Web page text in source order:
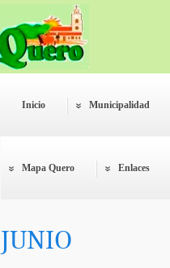
Inicio Municipalidad
Mapa Quero Enlaces
JUNIO